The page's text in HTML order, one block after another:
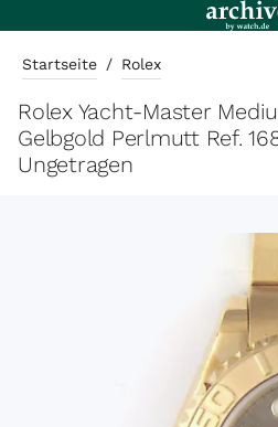
Startseite / Rolex
Rolex Yacht-Master
Gelbgold Perlmutt Ref.
Ungetragen